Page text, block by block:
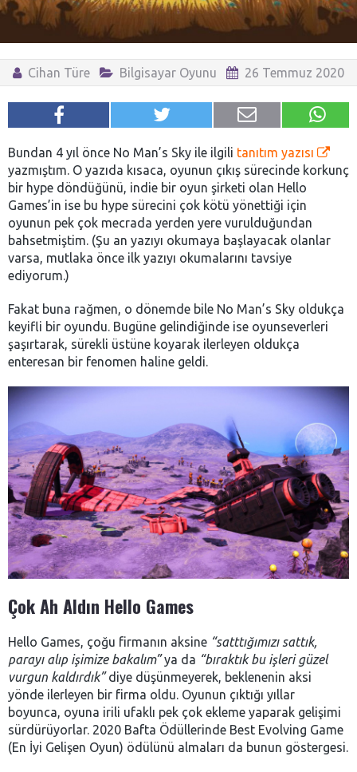
Cihan Türe Bilgisayar Oyunu 26 Temmuz 2020
Bundan 4 yıl önce No Man’s Sky ile ilgili tanıtım yazısı
yazmıştım. O yazıda kısaca, oyunun çıkış sürecinde korkunç
bir hype döndüğünü, indie bir oyun şirketi olan Hello
Games’in ise bu hype sürecini çok kötü yönettiği için
oyunun pek çok mecrada yerden yere vurulduğundan
bahsetmiştim. (Şu an yazıyı okumaya başlayacak olanlar
varsa, mutlaka önce ilk yazıyı okumalarını tavsiye
ediyorum.)
Fakat buna rağmen, o dönemde bile No Man’s Sky oldukça
keyifli bir oyundu. Bugüne gelindiğinde ise oyunseverleri
şaşırtarak, sürekli üstüne koyarak ilerleyen oldukça
enteresan bir fenomen haline geldi.
Çok Ah Aldın Hello Games
Hello Games, çoğu firmanın aksine “satttığımızı sattık,
parayı alıp işimize bakalım”ya da “bıraktık bu işleri güzel
vurgun kaldırdık”diye düşünmeyerek, beklenenin aksi
yönde ilerleyen bir firma oldu. Oyunun çıktığı yıllar
boyunca, oyuna irili ufaklı pek çok ekleme yaparak gelişimi
sürdürüyorlar. 2020 Bafta Ödüllerinde Best Evolving Game
(En İyi Gelişen Oyun) ödülünü almaları da bunun göstergesi.